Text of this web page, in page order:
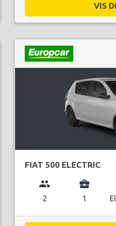
VIS
FIAT 500 ELECTRIC
group
2
business_center
1